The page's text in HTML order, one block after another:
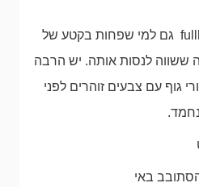
מסיבות fullhalf moon גם למי שפחות בקטע של
ששווה לנסות אותה. יש הרבה
גוף עם צבעים זוהרים לפני
באי